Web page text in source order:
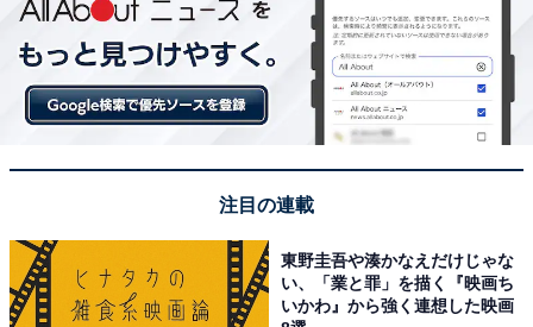
【就職やキャリアのお悩み・ギモン大募集！】ライフキ
ャリア支援の専門家があなたの質問に回答します
注目の連載
東野圭吾や湊かなえだけじゃな
い、「業と罪」を描く『映画ち
いかわ』から強く連想した映画